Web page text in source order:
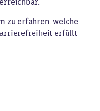
zu erfahren, welche
erfüllt